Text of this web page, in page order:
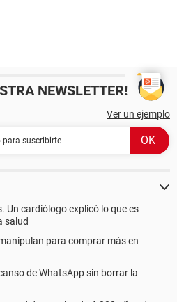
NEWSLETTER!
Ver un ejemplo
Un cardiólogo explicó lo que es
salud
para comprar más en
de WhatsApp sin borrar la